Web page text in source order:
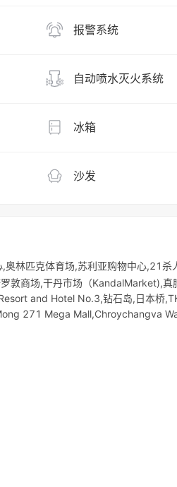
报警系统
自动喷水灭火系统
冰箱
沙发
奥林匹克体育场,苏利亚购物中心,21
敦商场,干丹市场（KandalMarket),
and Hotel No.3,钻石岛,日本桥
271 Mega Mall,Chroychangva